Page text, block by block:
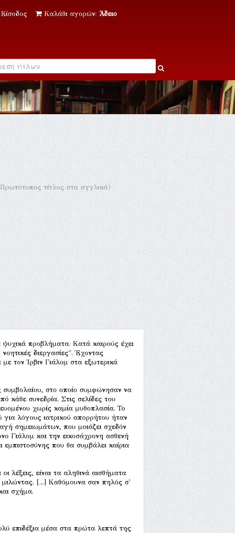
Είσοδος Καλάθι αγορών: Άδειο
τίτλος στα αγγλικά)
προβλήματα. Κατά καιρούς έχει
διεργασίες". Έχοντας
με τον Ίρβιν Γιάλομ στα εξωτερικά
συμβολαίου, στο οποίο συμφώνησαν να
κάθε συνεδρία. Στις σελίδες του
χωρίς καμία μυθοπλασία. Το
για λόγους ιατρικού απορρήτου ήταν
σημειωμάτων, που μοιάζει σχεδόν
Γιάλομ και την εικοσάχρονη ασθενή
που θα συμβάλει καίρια
λέξεις, είναι τα αληθινά αισθήματα
μιλώντας. [...] Καθόμουνα σαν πηλός σ'
σχήμα.
επιδέξια μέσα στα πρώτα λεπτά της